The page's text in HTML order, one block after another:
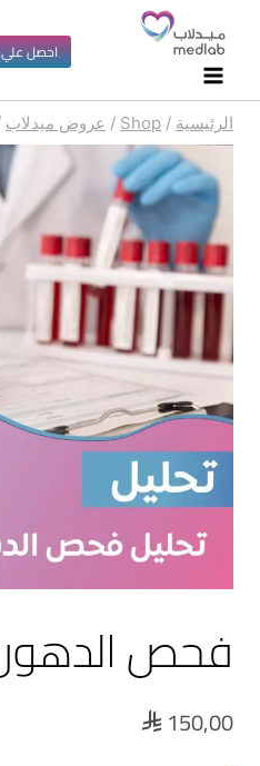
احصل علي
الرئيسية /
Shop
/ عروض ميدلاب
فحص
 150,00